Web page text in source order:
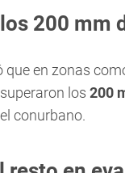
200 mm
que en zonas
superaron los 200
conurbano.